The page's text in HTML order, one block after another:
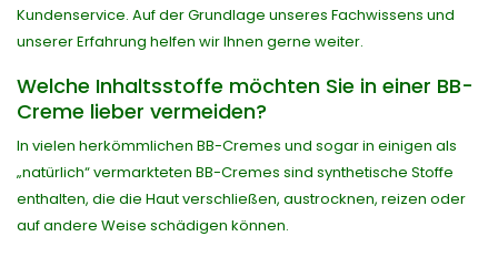
Kundenservice. Auf der Grundlage unseres Fachwissens und
unserer Erfahrung helfen wir Ihnen gerne weiter.
Welche Inhaltsstoffe möchten Sie in einer BB-
Creme lieber vermeiden?
In vielen herkömmlichen BB-Cremes und sogar in einigen als
„natürlich“ vermarkteten BB-Cremes sind synthetische Stoffe
enthalten, die die Haut verschließen, austrocknen, reizen oder
auf andere Weise schädigen können.